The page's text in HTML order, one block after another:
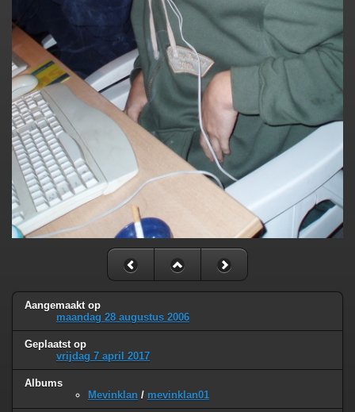
Aangemaakt op
maandag 28 augustus 2006
Geplaatst op
vrijdag 7 april 2017
Albums
Mevinklan / mevinklan01